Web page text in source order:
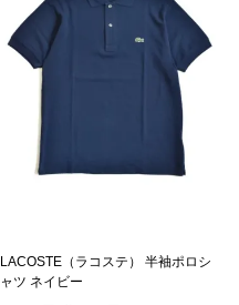
LACOSTE（ラコステ） 半袖ポロシ
ャツ ネイビー